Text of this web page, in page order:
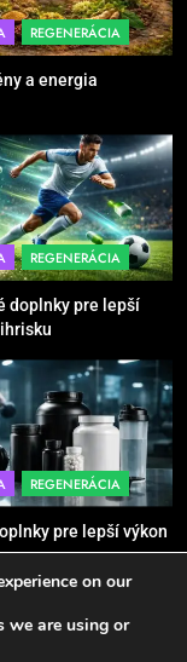
tréning
loptu a
tréningové
brucha
pre
REGENERÁCIA
a energia
REGENERÁCIA
doplnky pre lepší
REGENERÁCIA
pre lepší výkon
BlazeThemes
on our
we are using or